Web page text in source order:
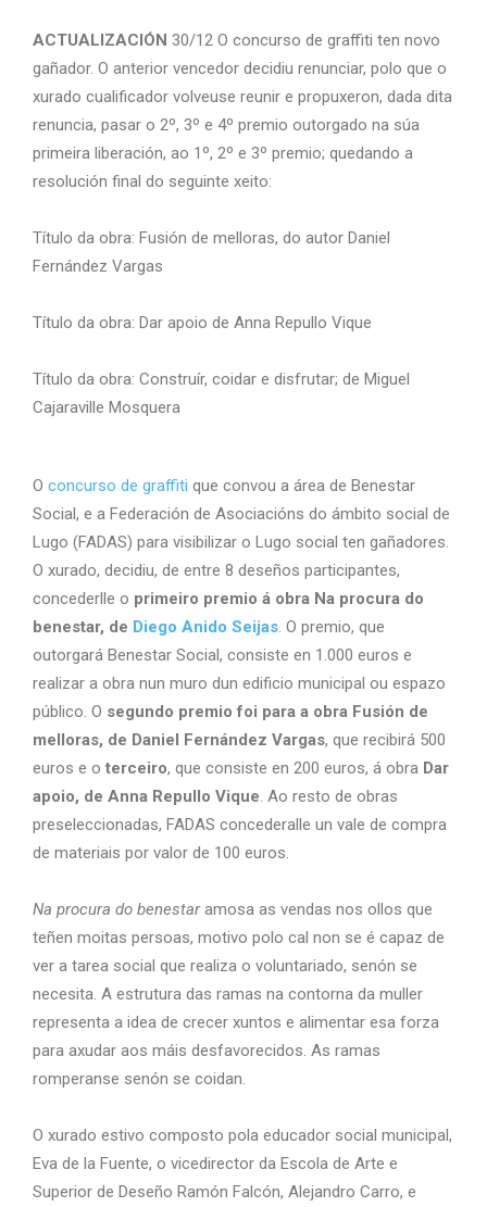
ACTUALIZACIÓN 30/12 O concurso de graffiti ten novo
gañador. O anterior vencedor decidiu renunciar, polo que o
xurado cualificador volveuse reunir e propuxeron, dada dita
renuncia, pasar o 2º, 3º e 4º premio outorgado na súa
primeira liberación, ao 1º, 2º e 3º premio; quedando a
resolución final do seguinte xeito:
Título da obra: Fusión de melloras, do autor Daniel
Fernández Vargas
Título da obra: Dar apoio de Anna Repullo Vique
Título da obra: Construír, coidar e disfrutar; de Miguel
Cajaraville Mosquera
O concurso de graffiti que convou a área de Benestar
Social, e a Federación de Asociacións do ámbito social de
Lugo (FADAS) para visibilizar o Lugo social ten gañadores.
O xurado, decidiu, de entre 8 deseños participantes,
concederlle o primeiro premio á obra Na procura do
benestar, de Diego Anido Seijas. O premio, que
outorgará Benestar Social, consiste en 1.000 euros e
realizar a obra nun muro dun edificio municipal ou espazo
público. O segundo premio foi para a obra Fusión de
melloras, de Daniel Fernández Vargas, que recibirá 500
euros e o terceiro, que consiste en 200 euros, á obra Dar
apoio, de Anna Repullo Vique. Ao resto de obras
preseleccionadas, FADAS concederalle un vale de compra
de materiais por valor de 100 euros.
Na procura do benestaramosa as vendas nos ollos que
teñen moitas persoas, motivo polo cal non se é capaz de
ver a tarea social que realiza o voluntariado, senón se
necesita. A estrutura das ramas na contorna da muller
representa a idea de crecer xuntos e alimentar esa forza
para axudar aos máis desfavorecidos. As ramas
romperanse senón se coidan.
O xurado estivo composto pola educador social municipal,
Eva de la Fuente, o vicedirector da Escola de Arte e
Superior de Deseño Ramón Falcón, Alejandro Carro, e